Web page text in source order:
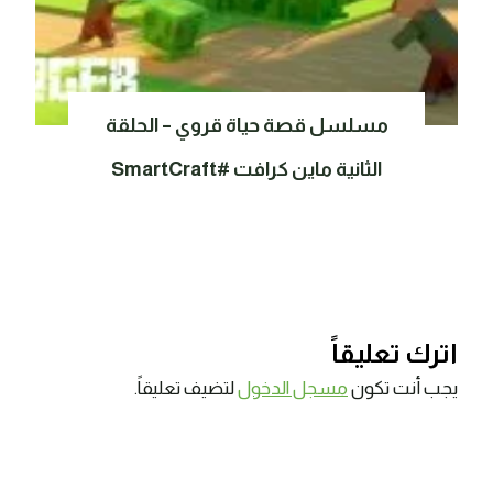
مسلسل قصة حياة قروي – الحلقة
الثانية ماين كرافت #SmartCraft
اترك تعليقاً
يجب أنت تكون مسجل الدخوللتضيف تعليقاً.